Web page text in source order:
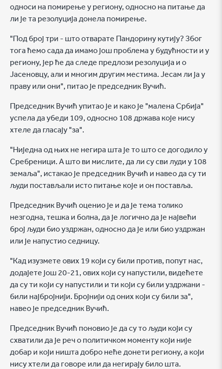
односи на помирење у региону, односно на питање да
ли је та резолуција донела помирење.
"Под број три - што отварате Пандорину кутију? Због
тога ћемо сада да имамо још проблема у будућности и у
региону, јер ће да следе предлози резолуција и о
Јасеновцу, али и многим другим местима. Јесам ли ја у
праву или они", питао је председник Вучић.
Председник Вучић упитао је и како је "малена Србија"
успела да убеди 109, односно 108 држава које нису
хтеле да гласају "за".
"Ниједна од њих не негира шта је то што се догодило у
Сребреници. А што ви мислите, да ли су сви луди у 108
земаља", истакао је председник Вучић и навео да су ти
људи постављали исто питање које и он поставља.
Председник Вучић оценио је и да је тема толико
незгодна, тешка и болна, да је логично да је највећи
број људи био уздржан, односно да је или био уздржан
или је напустио седницу.
"Кад изузмете ових 19 који су били против, попут нас,
додајете још 20-21, ових који су напустили, видећете
да су ти који су напустили и ти који су били уздржани -
били најбројнији. Бројнији од оних који су били за",
навео је председник Вучић.
Председник Вучић поновио је да су то људи који су
схватили да је реч о политичком моменту који није
добар и који ништа добро неће донети региону, а који
нису хтели да говоре или да негирају било шта.